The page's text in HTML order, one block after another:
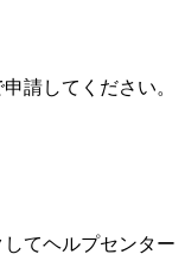
請してください。
てヘルプセンター